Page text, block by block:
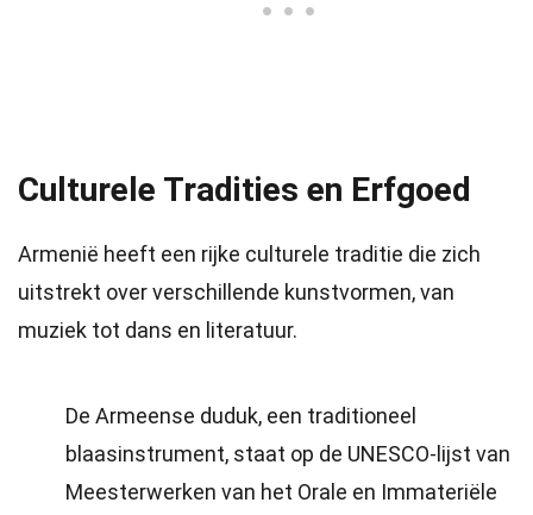
Culturele Tradities en Erfgoed
Armenië heeft een rijke culturele traditie die zich
uitstrekt over verschillende kunstvormen, van
muziek tot dans en literatuur.
De Armeense duduk, een traditioneel
blaasinstrument, staat op de UNESCO-lijst van
Meesterwerken van het Orale en Immateriële